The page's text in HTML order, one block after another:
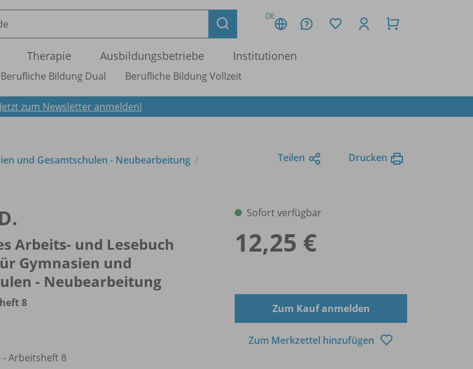
DE
Therapie Ausbildungsbetriebe Institutionen
Berufliche Bildung Dual Berufliche Bildung Vollzeit
Jetzt zum Newsletter anmelden!
und Gesamtschulen - Neubearbeitung
Teilen Drucken
Arbeits- und Lesebuch
Gymnasien und
- Neubearbeitung
8
- Arbeitsheft 8
Sofort verfügbar
12,25 €
Zum Kauf anmelden
Zum Merkzettel hinzufügen